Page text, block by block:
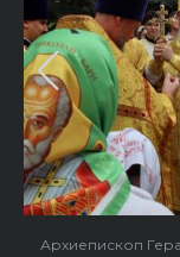
Архиепископ